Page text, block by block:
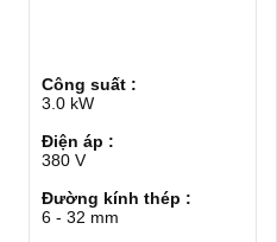
Công suất :
3.0 kW
Điện áp :
380 V
Đường kính thép :
6 - 32 mm